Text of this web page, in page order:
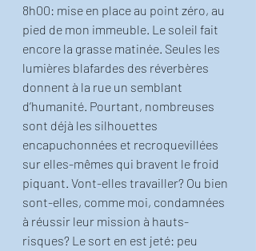
8h00: mise en place au point zéro, au
pied de mon immeuble. Le soleil fait
encore la grasse matinée. Seules les
lumières blafardes des réverbères
donnent à la rue un semblant
d’humanité. Pourtant, nombreuses
sont déjà les silhouettes
encapuchonnées et recroquevillées
sur elles-mêmes qui bravent le froid
piquant. Vont-elles travailler? Ou bien
sont-elles, comme moi, condamnées
à réussir leur mission à hauts-
risques? Le sort en est jeté: peu